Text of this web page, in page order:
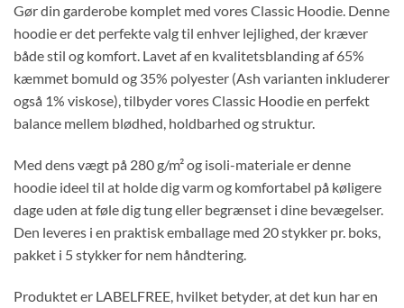
Gør din garderobe komplet med vores Classic Hoodie. Denne
hoodie er det perfekte valg til enhver lejlighed, der kræver
både stil og komfort. Lavet af en kvalitetsblanding af 65%
kæmmet bomuld og 35% polyester (Ash varianten inkluderer
også 1% viskose), tilbyder vores Classic Hoodie en perfekt
balance mellem blødhed, holdbarhed og struktur.
Med dens vægt på 280 g/m² og isoli-materiale er denne
hoodie ideel til at holde dig varm og komfortabel på køligere
dage uden at føle dig tung eller begrænset i dine bevægelser.
Den leveres i en praktisk emballage med 20 stykker pr. boks,
pakket i 5 stykker for nem håndtering.
Produktet er LABELFREE, hvilket betyder, at det kun har en